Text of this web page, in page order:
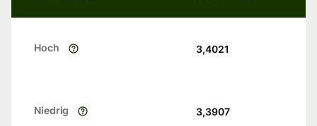
Hoch 3,4021
Niedrig 3,3907